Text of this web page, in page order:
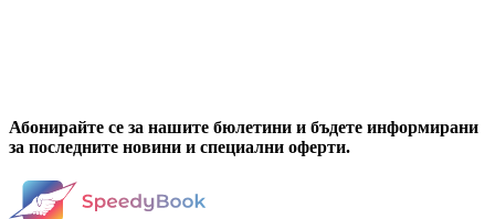
Абонирайте се за нашите бюлетини и бъдете информирани
за последните новини и специални оферти.